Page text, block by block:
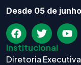
Desde 05 de
Institucional
Diretoria Executiva